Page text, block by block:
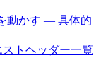
動かす — 具体的
ストヘッダー一覧